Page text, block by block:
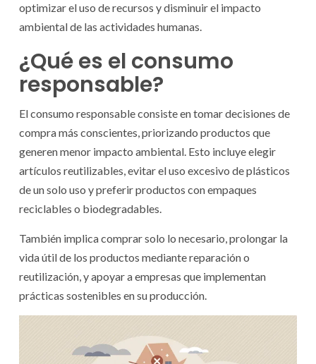
optimizar el uso de recursos y disminuir el impacto
ambiental de las actividades humanas.
¿Qué es el consumo
responsable?
El consumo responsable consiste en tomar decisiones de
compra más conscientes, priorizando productos que
generen menor impacto ambiental. Esto incluye elegir
artículos reutilizables, evitar el uso excesivo de plásticos
de un solo uso y preferir productos con empaques
reciclables o biodegradables.
También implica comprar solo lo necesario, prolongar la
vida útil de los productos mediante reparación o
reutilización, y apoyar a empresas que implementan
prácticas sostenibles en su producción.